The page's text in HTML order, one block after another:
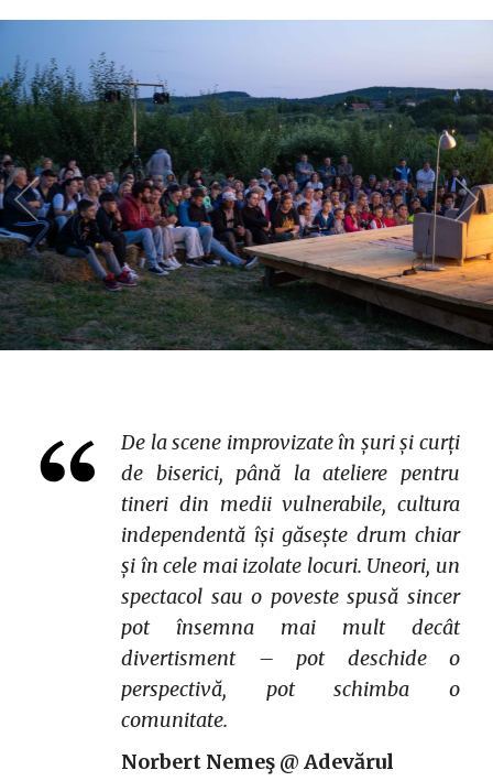
De la scene improvizate în șuri și curți
de biserici, până la ateliere pentru
tineri din medii vulnerabile, cultura
independentă își găsește drum chiar
și în cele mai izolate locuri. Uneori, un
spectacol sau o poveste spusă sincer
pot însemna mai mult decât
divertisment – pot deschide o
perspectivă, pot schimba o
comunitate.
Norbert Nemeş @ Adevărul